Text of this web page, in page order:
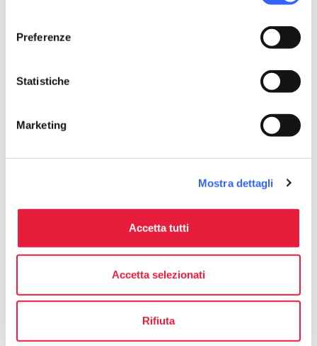
Preferenze
Statistiche
Marketing
Mostra dettagli
Accetta tutti
Accetta selezionati
Rifiuta
chevron_right
Fondazione Paolo